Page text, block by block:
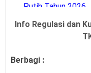
Putih Tahun 2026
Jadwal
Guru Tertentu
SE Menpan RB
ASN Sehari dalam
Info Regulasi dan
Berbagi :